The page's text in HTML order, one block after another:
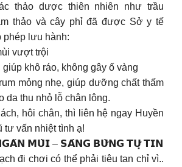
thảo dược thiên nhiên như trầu
thảo và cây phỉ đã được Sở y tế
phép lưu hành:
vượt trội
giúp khô ráo, không gây ố vàng
mỏng nhẹ, giúp dưỡng chất thấm
da thu nhỏ lỗ chân lông.
hôi chân, thì liên hệ ngay Huyền
tư vấn nhiệt tình ạ!
𝗠𝗨̀𝗜 – 𝗦𝗔́𝗡𝗚 𝗕𝗨̛̀𝗡𝗚 𝗧𝗨̛̣ 𝗧𝗜𝗡
đi chơi có thể phải tiêu tan chỉ vì..